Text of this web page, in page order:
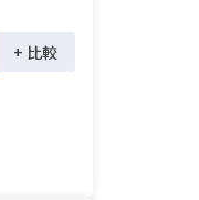
+ 比較